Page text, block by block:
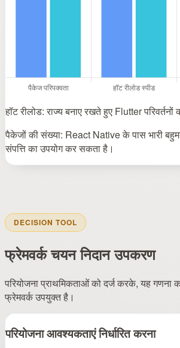
हॉट रीलोड: राज्य बनाए रखते हुए Flutter परिवर्तनों
पैकेजों की संख्या: React Native के पास भारी
संपत्ति का उपयोग कर सकता है।
DECISION TOOL
फ्रेमवर्क चयन निदान उपकरण
परियोजना प्राथमिकताओं को दर्ज करके, यह गणना
फ्रेमवर्क उपयुक्त है।
परियोजना आवश्यकताएं निर्धारित करना